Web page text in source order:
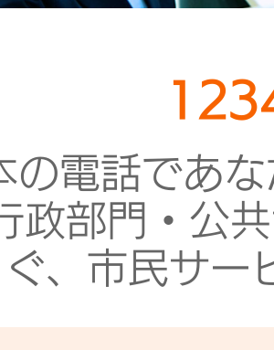
の電話であ
政部門・公
ぐ、市民サー